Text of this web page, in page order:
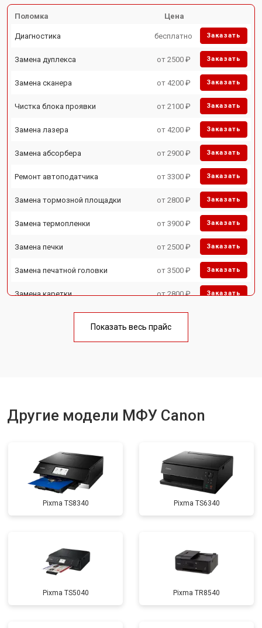
Поломка Цена
Диагностика бесплатно Заказать
Замена дуплекса от 2500 ₽ Заказать
Замена сканера от 4200 ₽ Заказать
Чистка блока проявки от 2100 ₽ Заказать
Замена лазера от 4200 ₽ Заказать
Замена абсорбера от 2900 ₽ Заказать
Ремонт автоподатчика от 3300 ₽ Заказать
Замена тормозной площадки от 2800 ₽ Заказать
Замена термопленки от 3900 ₽ Заказать
Замена печки от 2500 ₽ Заказать
Замена печатной головки от 3500 ₽ Заказать
Замена каретки от 2800 ₽ Заказать
Замена блока питания от 2500 ₽
Показать весь прайс
Другие модели МФУ Canon
Pixma TS8340 Pixma TS6340
Pixma TS5040 Pixma TR8540